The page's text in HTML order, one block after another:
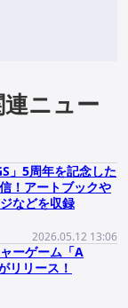
連ニュー
」5周年を記念した
！アートブックや
などを収録
2026.05.12 13:06
ーゲーム「A
リリース！